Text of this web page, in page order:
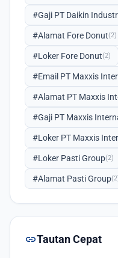
#Gaji PT Daikin
#Alamat Fore Donut(2)
#Loker Fore Donut(2)
#Email PT Maxxis
#Alamat PT Maxxis
#Gaji PT Maxxis
#Loker PT Maxxis
#Loker Pasti Group(2)
#Alamat Pasti Group
linkTautan Cepat